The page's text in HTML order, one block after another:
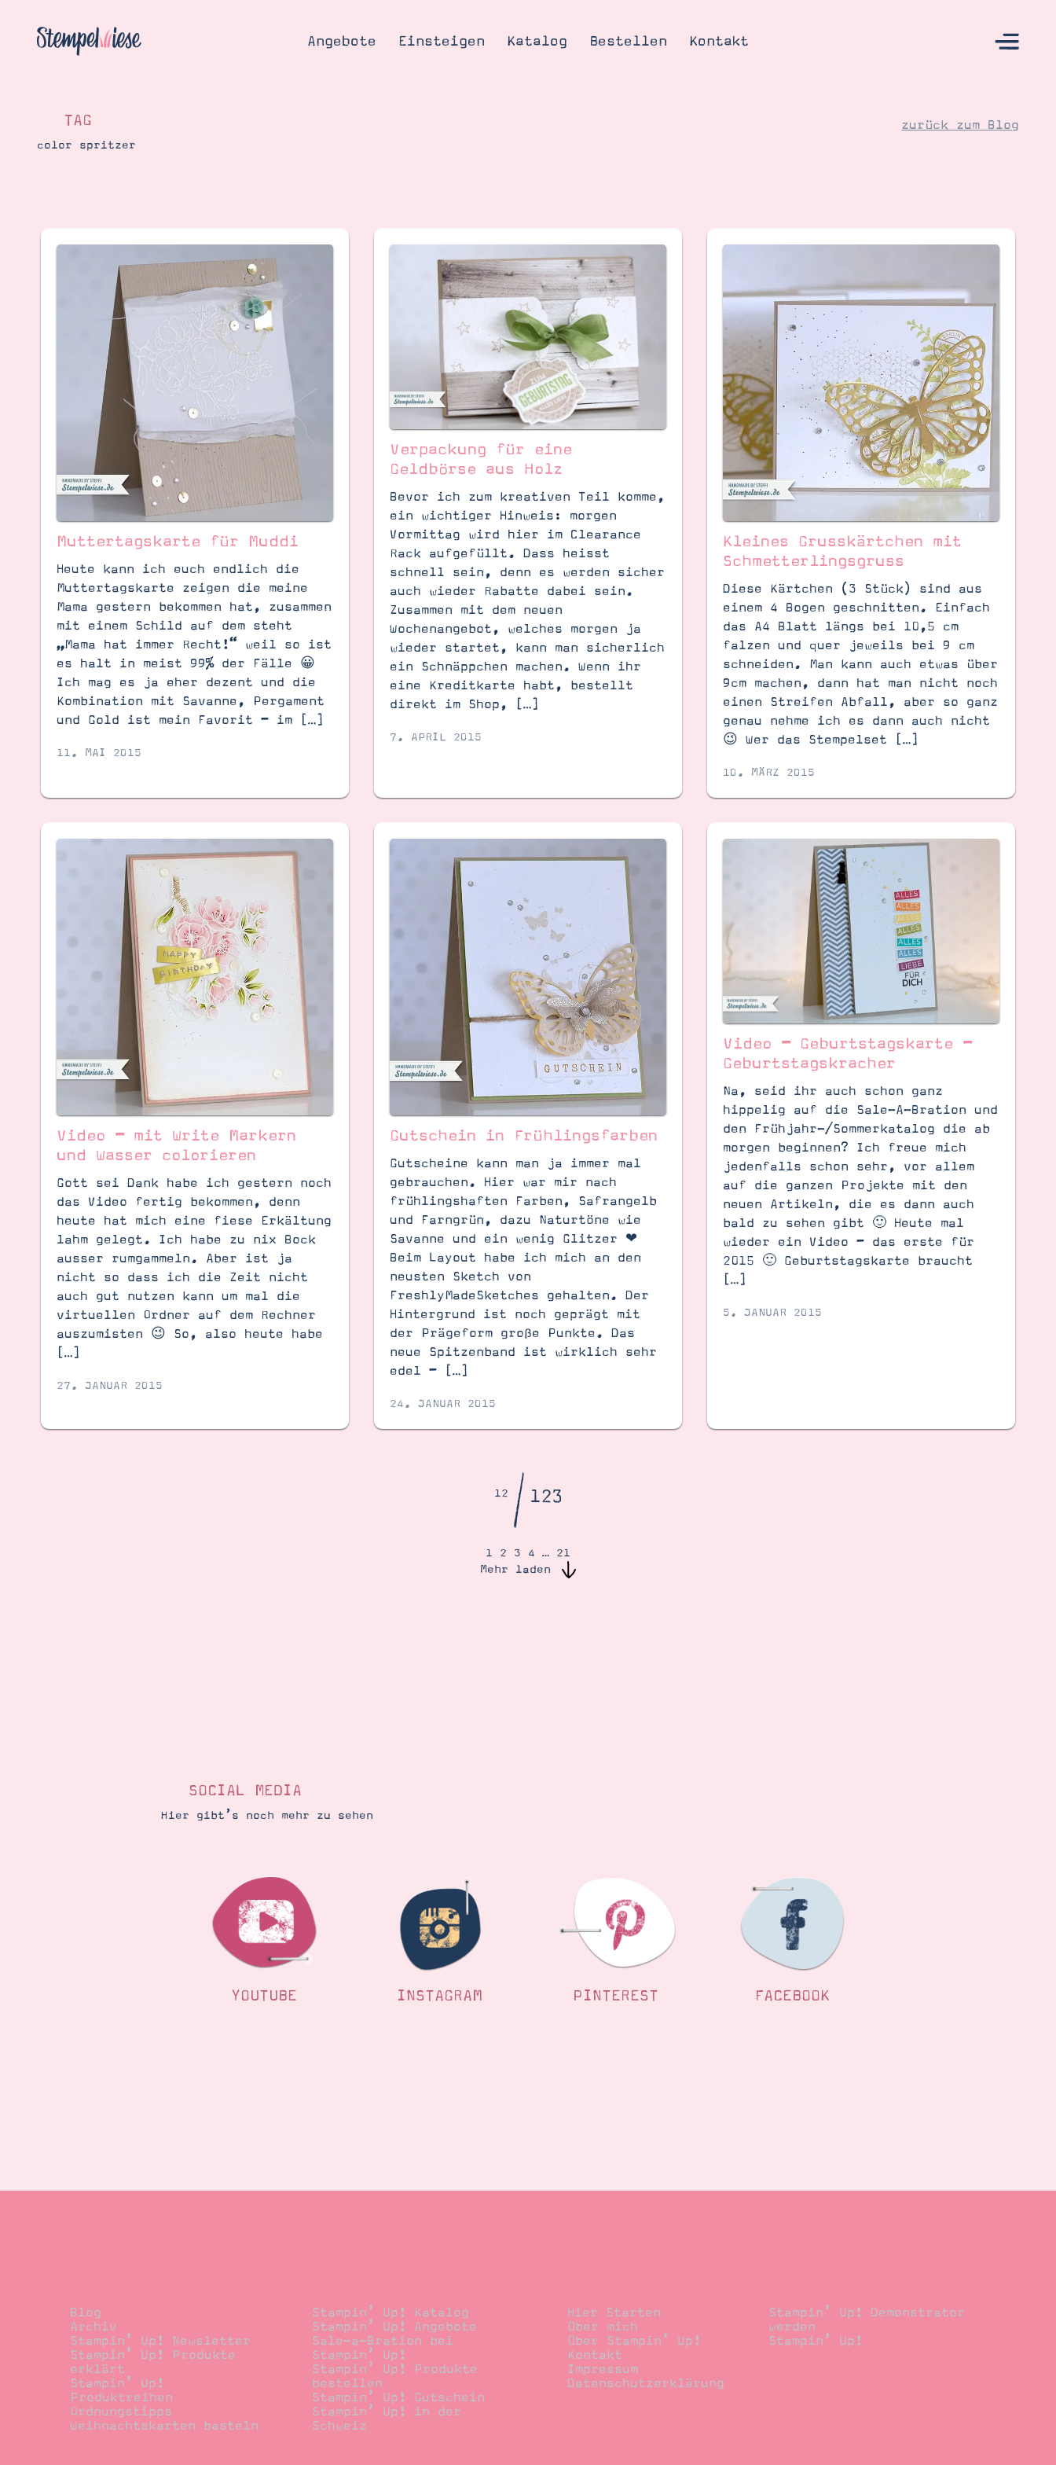
Angebote Einsteigen Katalog Bestellen Kontakt
Katalog
Bestellen
Kontakt
Blog
Produkte erklärt
Suche Impressum Datenschutz
SUCHE
TAG
color spritzer
zurück zum Blog
Muttertagskarte für Muddi
Heute kann ich euch endlich die
Muttertagskarte zeigen die meine
Mama gestern bekommen hat, zusammen
mit einem Schild auf dem steht
„Mama hat immer Recht!“ weil so ist
es halt in meist 99% der Fälle 😀
Ich mag es ja eher dezent und die
Kombination mit Savanne, Pergament
und Gold ist mein Favorit – im […]
11. MAI 2015
Verpackung für eine
Geldbörse aus Holz
Bevor ich zum kreativen Teil komme,
ein wichtiger Hinweis: morgen
Vormittag wird hier im Clearance
Rack aufgefüllt. Dass heisst
schnell sein, denn es werden sicher
auch wieder Rabatte dabei sein.
Zusammen mit dem neuen
Wochenangebot, welches morgen ja
wieder startet, kann man sicherlich
ein Schnäppchen machen. Wenn ihr
eine Kreditkarte habt, bestellt
direkt im Shop, […]
7. APRIL 2015
Kleines Grusskärtchen mit
Schmetterlingsgruss
Diese Kärtchen (3 Stück) sind aus
einem 4 Bogen geschnitten. Einfach
das A4 Blatt längs bei 10,5 cm
falzen und quer jeweils bei 9 cm
schneiden. Man kann auch etwas über
9cm machen, dann hat man nicht noch
einen Streifen Abfall, aber so ganz
genau nehme ich es dann auch nicht
😉 Wer das Stempelset […]
10. MÄRZ 2015
Video – mit Write Markern
und Wasser colorieren
Gott sei Dank habe ich gestern noch
das Video fertig bekommen, denn
heute hat mich eine fiese Erkältung
lahm gelegt. Ich habe zu nix Bock
ausser rumgammeln. Aber ist ja
nicht so dass ich die Zeit nicht
auch gut nutzen kann um mal die
virtuellen Ordner auf dem Rechner
auszumisten 😉 So, also heute habe
[…]
27. JANUAR 2015
Gutschein in Frühlingsfarben
Gutscheine kann man ja immer mal
gebrauchen. Hier war mir nach
frühlingshaften Farben, Safrangelb
und Farngrün, dazu Naturtöne wie
Savanne und ein wenig Glitzer ❤
Beim Layout habe ich mich an den
neusten Sketch von
FreshlyMadeSketches gehalten. Der
Hintergrund ist noch geprägt mit
der Prägeform große Punkte. Das
neue Spitzenband ist wirklich sehr
edel – […]
24. JANUAR 2015
Video – Geburtstagskarte –
Geburtstagskracher
Na, seid ihr auch schon ganz
hippelig auf die Sale-A-Bration und
den Frühjahr-/Sommerkatalog die ab
morgen beginnen? Ich freue mich
jedenfalls schon sehr, vor allem
auf die ganzen Projekte mit den
neuen Artikeln, die es dann auch
bald zu sehen gibt 🙂 Heute mal
wieder ein Video – das erste für
2015 🙂 Geburtstagskarte braucht
[…]
5. JANUAR 2015
12/123
1 2 3 4 …
21
Mehr laden
SOCIAL MEDIA
Hier gibt’s noch mehr zu sehen
YOUTUBE INSTAGRAM PINTEREST FACEBOOK
Blog
Archiv
Stampin’ Up! Newsletter
Stampin’ Up! Produkte
erklärt
Stampin’ Up!
Produktreihen
Ordnungstipps
Weihnachtskarten basteln
Stampin’ Up! Katalog
Stampin’ Up! Angebote
Sale-a-Bration bei
Stampin’ Up!
Stampin’ Up! Produkte
bestellen
Stampin’ Up! Gutschein
Stampin’ Up! in der
Schweiz
Hier Starten
Über mich
Über Stampin’ Up!
Kontakt
Impressum
Datenschutzerklärung
Stampin’ Up! Demonstrator
werden
Stampin’ Up!